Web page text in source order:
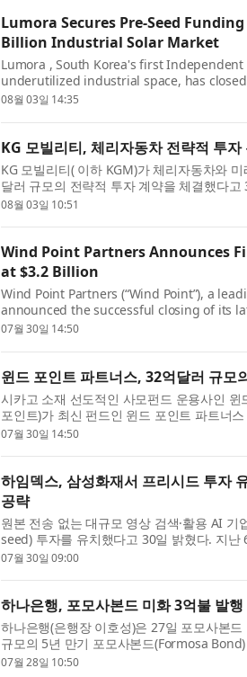
Lumora Secures Pre-Seed
Billion Industrial Solar Market
Lumora , South Korea's first
underutilized industrial space, has
anchored by Yuhan-Kimberly —one of
08월 03일 14:35
KG 모빌리티, 체리자동차 전략적 투자
KG 모빌리티( 이하 KGM)가 체리자동차와
달러 규모의 전략적 투자 계약을 체결했다
호텔에서 열린 ‘글로벌 동반성장을 위한 전
08월 03일 10:51
Wind Point Partners Announces
at $3.2 Billion
Wind Point Partners (“Wind Point”), a
announced the successful closing of its
or the “Fund”). Fund XI was
07월 30일 14:50
윈드 포인트 파트너스, 32억달러 규모
시카고 소재 선도적인 사모펀드 운용사인
포인트)가 최신 펀드인 윈드 포인트 파트너
발표했다. 펀드 XI는 최대 모집 한도액(hard
07월 30일 14:50
하임덱스, 삼성화재서 프리시드 투자
공략
원본 전송 없는 대규모 영상 검색·활용 AI
seed) 투자를 유치했다고 30일 밝혔다. 지
하임덱스는 B2B 영상 분석 시장 공략에 본
07월 30일 09:00
하나은행, 포모사본드 미화 3억불 발
하나은행(은행장 이호성)은 27일 포모사본
규모의 5년 만기 포모사본드(Formosa
모사본드 발행은 2019년 6월 미화 4억불 규
07월 28일 10:50